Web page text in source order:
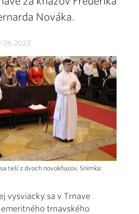
Nováka.
teší z dvoch novokňazov. Snímka:
vysviacky sa v Trnave
trnavského